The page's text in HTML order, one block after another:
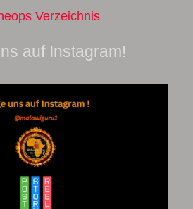
Verzeichnis
auf Instagram!